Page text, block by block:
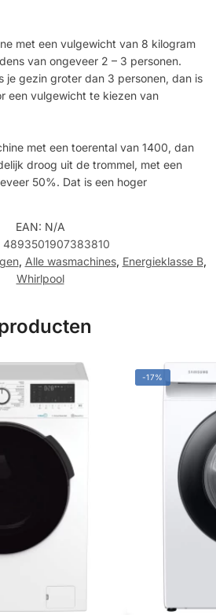
met een vulgewicht van 8 kilogram
van ongeveer 2 – 3 personen.
je gezin groter dan 3 personen, dan is
een vulgewicht te kiezen van
met een toerental van 1400, dan
droog uit de trommel, met een
50%. Dat is een hoger
EAN: N/A
4893501907383810
, Alle wasmachines, Energieklasse B,
Whirlpool
-17%